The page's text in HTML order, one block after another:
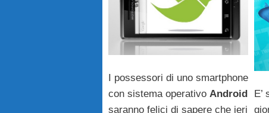
I possessori di uno smartphone
con sistema operativo Android
saranno felici di sapere che ieri